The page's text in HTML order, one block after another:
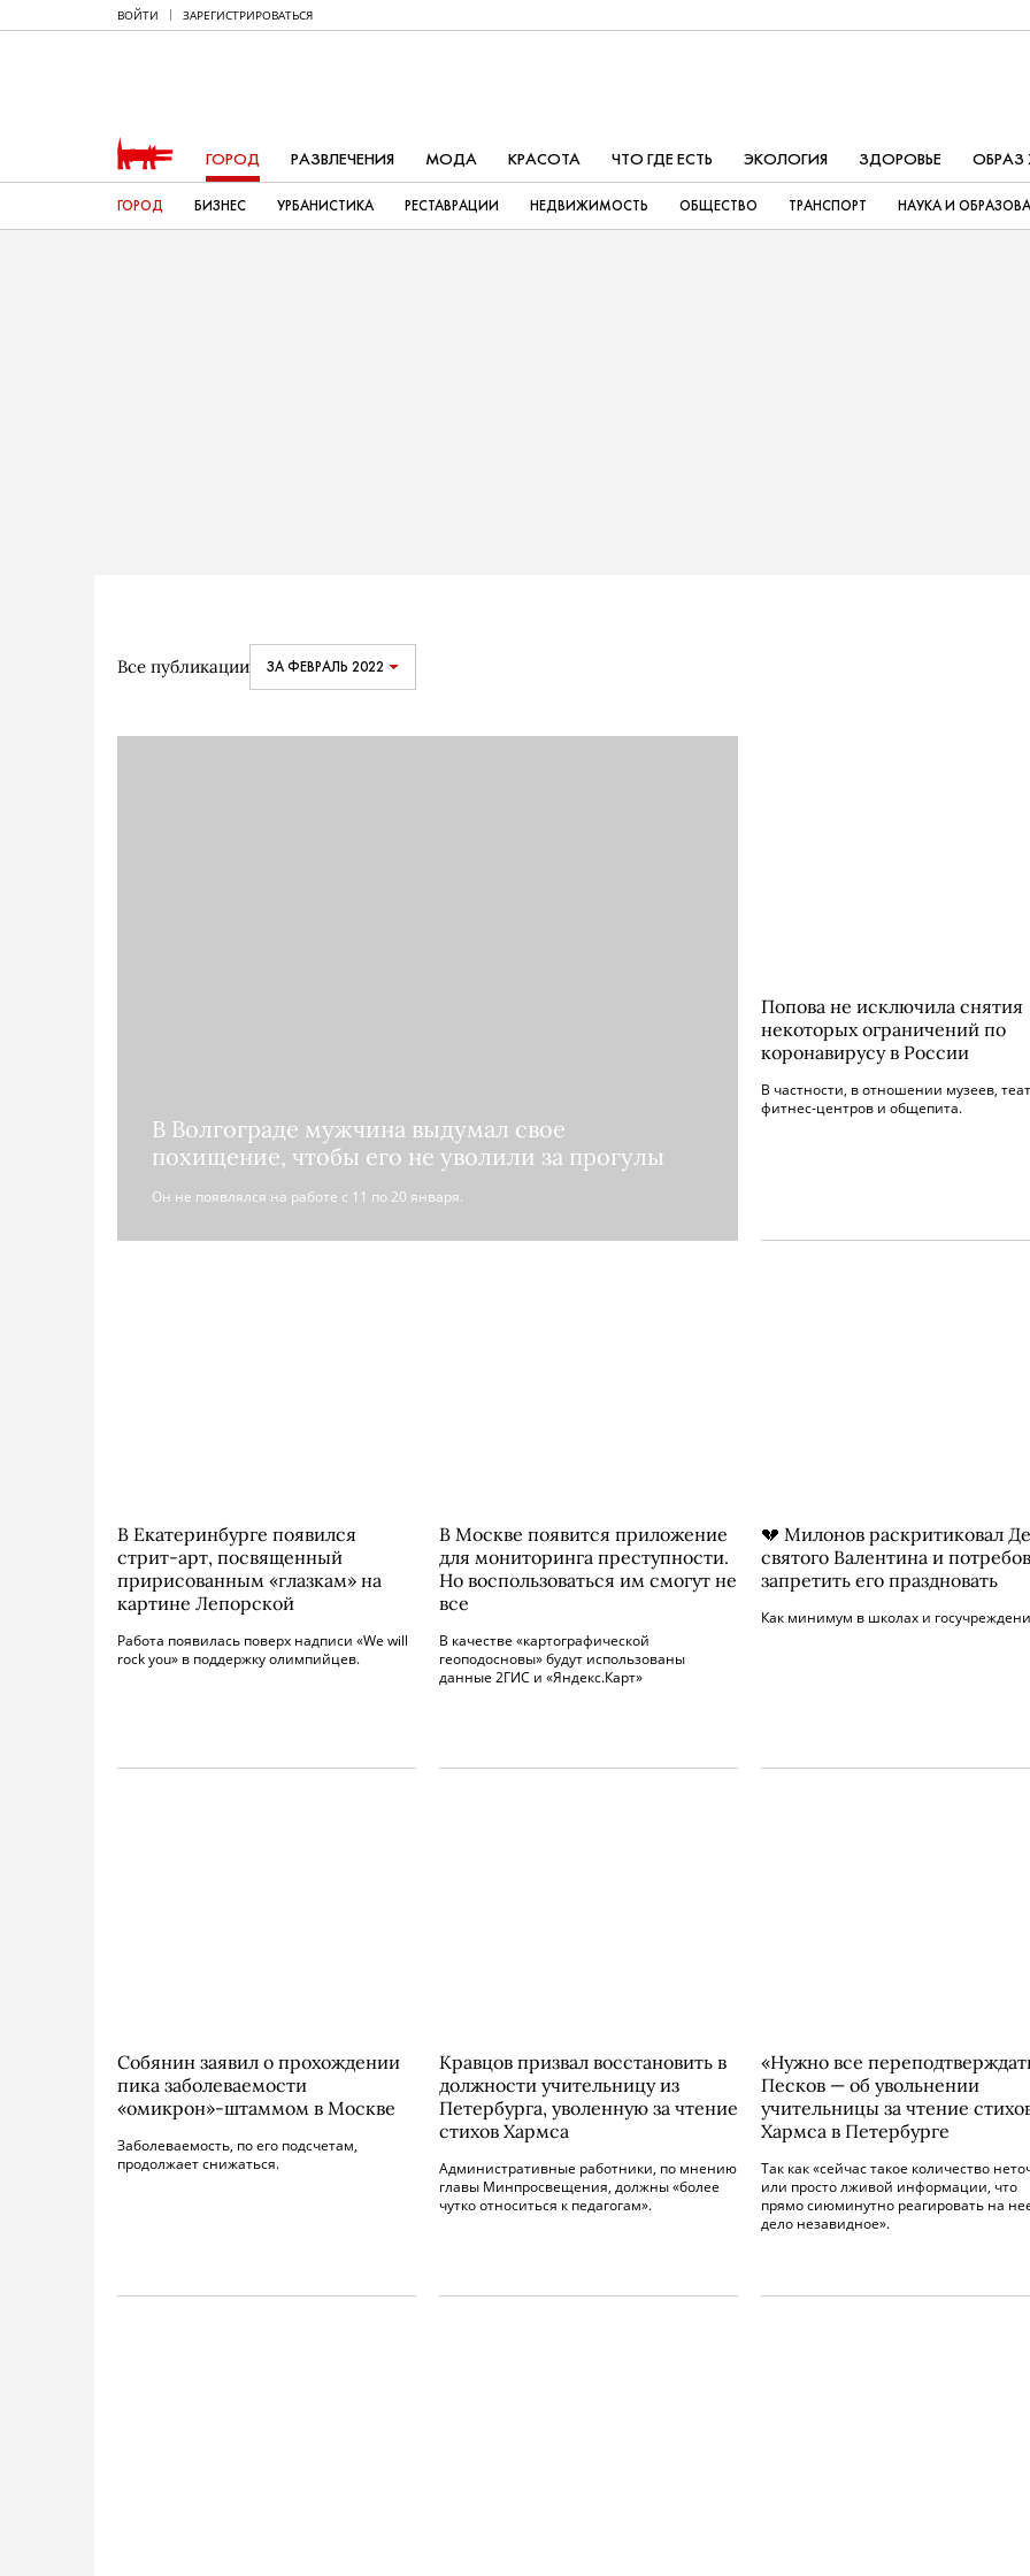
ВОЙТИ ЗАРЕГИСТРИРОВАТЬСЯ
ГОРОД РАЗВЛЕЧЕНИЯ МОДА КРАСОТА ЧТО ГДЕ ЕСТЬ ЭКОЛОГИЯ ЗДОРОВЬЕ
ГОРОД БИЗНЕС УРБАНИСТИКА РЕСТАВРАЦИИ НЕДВИЖИМОСТЬ ОБЩЕСТВО ТРАНСПОРТ НАУКА И
Все публикации ЗА ФЕВРАЛЬ 2022
В Волгограде мужчина выдумал свое
похищение, чтобы его не уволили за прогулы
Он не появлялся на работе с 11 по 20 января.
Попова не исключила снятия
некоторых ограничений по
коронавирусу в России
В частности, в отношении музеев,
фитнес-центров и общепита.
В Екатеринбурге появился
стрит-арт, посвященный
пририсованным «глазкам» на
картине Лепорской
Работа появилась поверх надписи «We will
rock you» в поддержку олимпийцев.
В Москве появится приложение
для мониторинга преступности.
Но воспользоваться им смогут не
все
В качестве «картографической
геоподосновы» будут использованы
данные 2ГИС и «Яндекс.Карт»
💔 Милонов раскритиковал
святого Валентина и
запретить его праздновать
Как минимум в школах и
Собянин заявил о прохождении
пика заболеваемости
«омикрон»-штаммом в Москве
Заболеваемость, по его подсчетам,
продолжает снижаться.
Кравцов призвал восстановить в
должности учительницу из
Петербурга, уволенную за чтение
стихов Хармса
Административные работники, по мнению
главы Минпросвещения, должны «более
чутко относиться к педагогам».
«Нужно все
Песков — об увольнении
учительницы за чтение
Хармса в Петербурге
Так как «сейчас такое количество
или просто лживой информации, что
прямо сиюминутно реагировать на
дело незавидное».